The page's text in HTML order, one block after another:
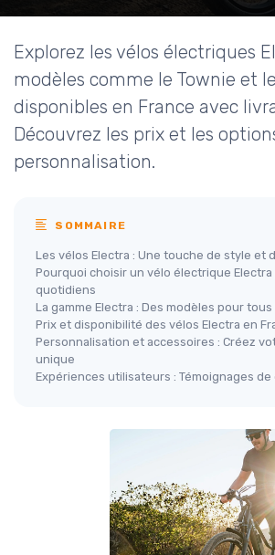
Explorez les vélos électriques
modèles comme le Townie et
disponibles en France avec
Découvrez les prix et les
personnalisation.
SOMMAIRE
Les vélos Electra : Une touche de style et
Pourquoi choisir un vélo électrique
quotidiens
La gamme Electra : Des modèles pour
Prix et disponibilité des vélos Electra en
Personnalisation et accessoires : Créez
unique
Expériences utilisateurs : Témoignages de